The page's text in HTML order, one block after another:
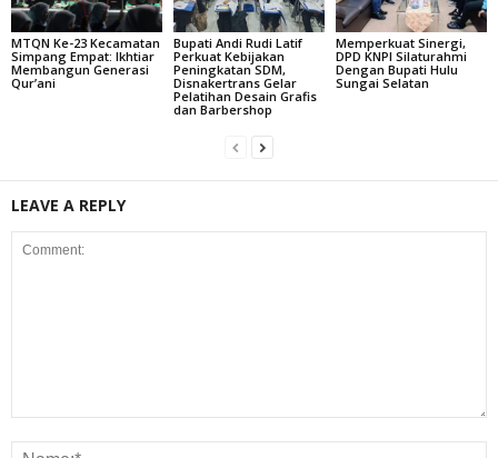
MTQN Ke-23 Kecamatan
Simpang Empat: Ikhtiar
Membangun Generasi
Qur’ani
Bupati Andi Rudi Latif
Perkuat Kebijakan
Peningkatan SDM,
Disnakertrans Gelar
Pelatihan Desain Grafis
dan Barbershop
Memperkuat Sinergi,
DPD KNPI Silaturahmi
Dengan Bupati Hulu
Sungai Selatan
LEAVE A REPLY